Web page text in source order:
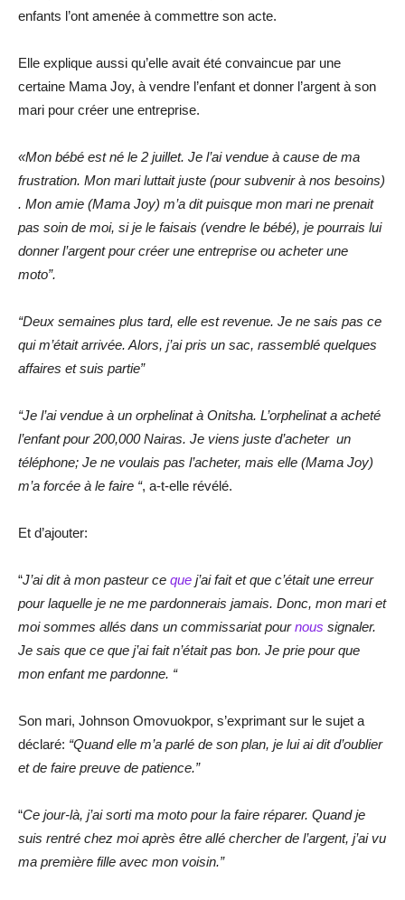
enfants l’ont amenée à commettre son acte.
Elle explique aussi qu’elle avait été convaincue par une
certaine Mama Joy, à vendre l’enfant et donner l’argent à son
mari pour créer une entreprise.
«Mon bébé est né le 2 juillet. Je l’ai vendue à cause de ma
frustration. Mon mari luttait juste (pour subvenir à nos besoins)
. Mon amie (Mama Joy) m’a dit puisque mon mari ne prenait
pas soin de moi, si je le faisais (vendre le bébé), je pourrais lui
donner l’argent pour créer une entreprise ou acheter une
moto”.
“Deux semaines plus tard, elle est revenue. Je ne sais pas ce
qui m’était arrivée. Alors, j’ai pris un sac, rassemblé quelques
affaires et suis partie”
“Je l’ai vendue à un orphelinat à Onitsha. L’orphelinat a acheté
l’enfant pour 200,000 Nairas. Je viens juste d’acheter un
téléphone; Je ne voulais pas l’acheter, mais elle (Mama Joy)
m’a forcée à le faire “, a-t-elle révélé.
Et d’ajouter:
“J’ai dit à mon pasteur ce que j’ai fait et que c’était une erreur
pour laquelle je ne me pardonnerais jamais. Donc, mon mari et
moi sommes allés dans un commissariat pournous signaler.
Je sais que ce que j’ai fait n’était pas bon. Je prie pour que
mon enfant me pardonne. “
Son mari, Johnson Omovuokpor, s’exprimant sur le sujet a
déclaré: “Quand elle m’a parlé de son plan, je lui ai dit d’oublier
et de faire preuve de patience.”
“Ce jour-là, j’ai sorti ma moto pour la faire réparer. Quand je
suis rentré chez moi après être allé chercher de l’argent, j’ai vu
ma première fille avec mon voisin.”